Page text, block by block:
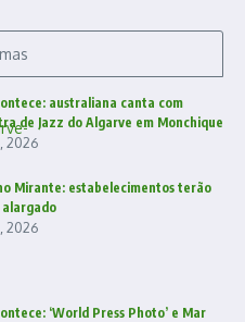
australiana canta com
de Jazz do Algarve em Monchique
2026
Mirante: estabelecimentos terão
2026
‘World Press Photo’ e Mar